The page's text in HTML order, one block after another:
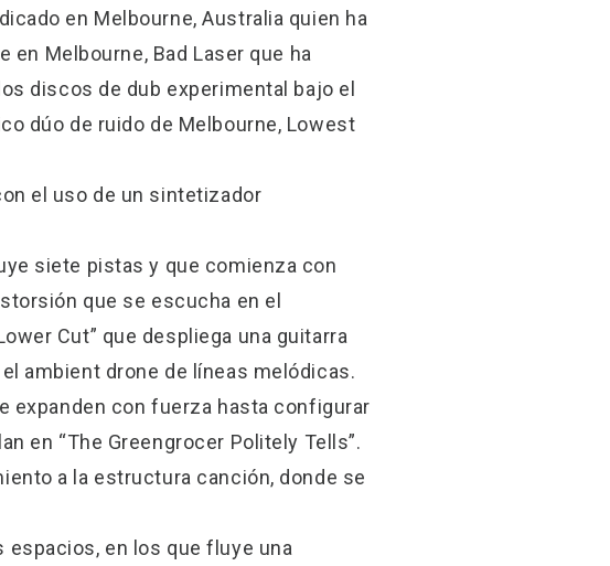
en Melbourne, Australia quien ha
en Melbourne, Bad Laser que ha
discos de dub experimental bajo el
dúo de ruido de Melbourne, Lowest
el uso de un sintetizador
siete pistas y que comienza con
que se escucha en el
Cut” que despliega una guitarra
ambient drone de líneas melódicas.
expanden con fuerza hasta configurar
en “The Greengrocer Politely Tells”.
a la estructura canción, donde se
en los que fluye una